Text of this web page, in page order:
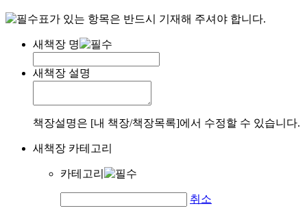
표가 있는 항목은 반드시 기재해 주셔야 합니다.
새책장 명
새책장 설명
책장설명은 [내 책장/책장목록]에서 수정할 수 있습니다.
새책장 카테고리
카테고리
취소